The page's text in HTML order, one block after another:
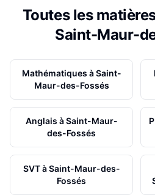
Toutes les
Saint-Maur-
Mathématiques àSaint-
Maur-des-Fossés
Anglais àSaint-Maur-
des-Fossés
SVTàSaint-Maur-des-
Fossés